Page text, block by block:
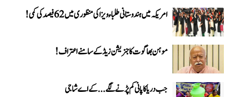
امریکہ میں ہندوستانی طلباء ویزا کی منظوری میں 62 فیصد کی کمی!
موہن بھاگوت کا جنریشن زیڈ کے سامنے اعتراف!
جب دریا کا پانی کم پڑنے لگے...کے اے شاجی